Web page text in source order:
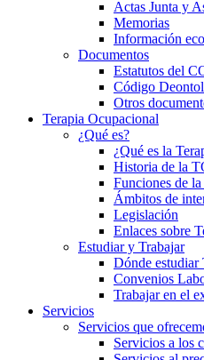
Actas Junta y
Memorias
Información
Documentos
Estatutos del
Código
Otros
Terapia Ocupacional
¿Qué es?
¿Qué es la
Historia de la
Funciones de
Ámbitos de
Legislación
Enlaces sobre
Estudiar y Trabajar
Dónde estudiar
Convenios
Trabajar en el
Servicios
Servicios que
Servicios a los